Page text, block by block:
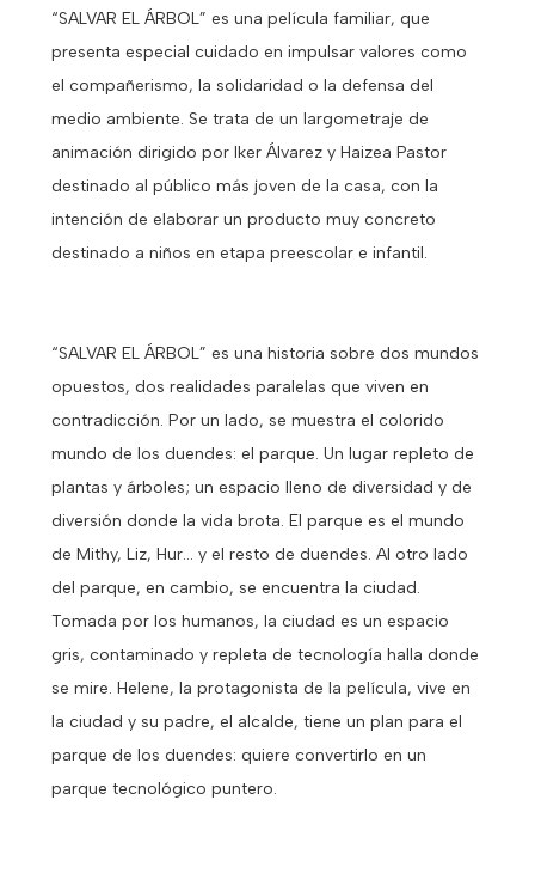
“SALVAR EL ÁRBOL” es una película familiar, que
presenta especial cuidado en impulsar valores como
el compañerismo, la solidaridad o la defensa del
medio ambiente. Se trata de un largometraje de
animación dirigido por Iker Álvarez y Haizea Pastor
destinado al público más joven de la casa, con la
intención de elaborar un producto muy concreto
destinado a niños en etapa preescolar e infantil.
“SALVAR EL ÁRBOL” es una historia sobre dos mundos
opuestos, dos realidades paralelas que viven en
contradicción. Por un lado, se muestra el colorido
mundo de los duendes: el parque. Un lugar repleto de
plantas y árboles; un espacio lleno de diversidad y de
diversión donde la vida brota. El parque es el mundo
de Mithy, Liz, Hur… y el resto de duendes. Al otro lado
del parque, en cambio, se encuentra la ciudad.
Tomada por los humanos, la ciudad es un espacio
gris, contaminado y repleta de tecnología halla donde
se mire. Helene, la protagonista de la película, vive en
la ciudad y su padre, el alcalde, tiene un plan para el
parque de los duendes: quiere convertirlo en un
parque tecnológico puntero.